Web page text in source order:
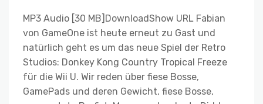
MP3 Audio [30 MB]DownloadShow URL Fabian
von GameOne ist heute erneut zu Gast und
natürlich geht es um das neue Spiel der Retro
Studios: Donkey Kong Country Tropical Freeze
für die Wii U. Wir reden über fiese Bosse,
GamePads und deren Gewicht, fiese Bosse,